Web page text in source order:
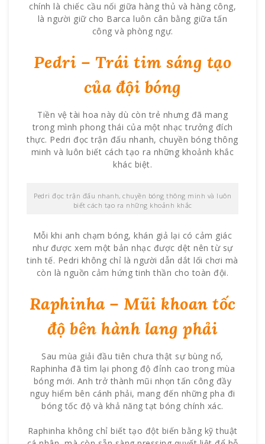
chính là chiếc cầu nối giữa hàng thủ và hàng công,
là người giữ cho Barca luôn cân bằng giữa tấn
công và phòng ngự.
Pedri – Trái tim sáng tạo
của đội bóng
Tiền vệ tài hoa này dù còn trẻ nhưng đã mang
trong mình phong thái của một nhạc trưởng đích
thực. Pedri đọc trận đấu nhanh, chuyền bóng thông
minh và luôn biết cách tạo ra những khoảnh khắc
khác biệt.
Pedri đọc trận đấu nhanh, chuyền bóng thông minh và luôn
biết cách tạo ra những khoảnh khắc
Mỗi khi anh chạm bóng, khán giả lại có cảm giác
như được xem một bản nhạc được dệt nên từ sự
tinh tế. Pedri không chỉ là người dẫn dắt lối chơi mà
còn là nguồn cảm hứng tinh thần cho toàn đội.
Raphinha – Mũi khoan tốc
độ bên hành lang phải
Sau mùa giải đầu tiên chưa thật sự bùng nổ,
Raphinha đã tìm lại phong độ đỉnh cao trong mùa
bóng mới. Anh trở thành mũi nhọn tấn công đầy
nguy hiểm bên cánh phải, mang đến những pha đi
bóng tốc độ và khả năng tạt bóng chính xác.
Raphinha không chỉ biết tạo đột biến bằng kỹ thuật